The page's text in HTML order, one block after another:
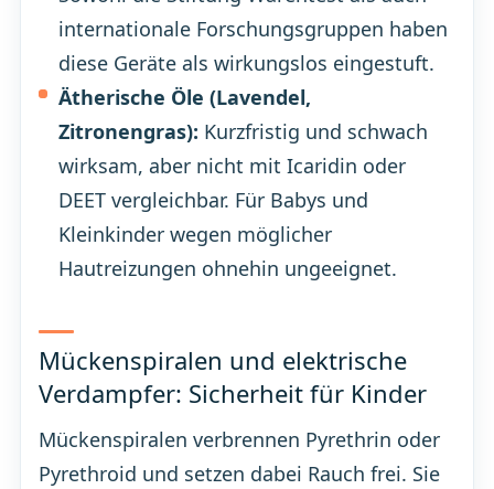
internationale Forschungsgruppen haben
diese Geräte als wirkungslos eingestuft.
Ätherische Öle (Lavendel,
Zitronengras): Kurzfristig und schwach
wirksam, aber nicht mit Icaridin oder
DEET vergleichbar. Für Babys und
Kleinkinder wegen möglicher
Hautreizungen ohnehin ungeeignet.
Mückenspiralen und elektrische
Verdampfer: Sicherheit für Kinder
Mückenspiralen verbrennen Pyrethrin oder
Pyrethroid und setzen dabei Rauch frei. Sie